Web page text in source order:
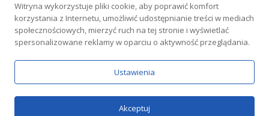
Facebook
KONTAKT REKLAMA POLITYKA PRYWATNOŚCI
Serwis wyłącznie dla osób powyżej 18 lat. Hazard może uzależniać.
Graj odpowiedzialnie.Szczegóły
Copyright © 2026 PSGonline.pl
Witryna wykorzystuje pliki cookie, aby poprawić komfort
korzystania z Internetu, umożliwić udostępnianie treści w mediach
społecznościowych, mierzyć ruch na tej stronie i wyświetlać
spersonalizowane reklamy w oparciu o aktywność przeglądania.
Ustawienia
Akceptuj